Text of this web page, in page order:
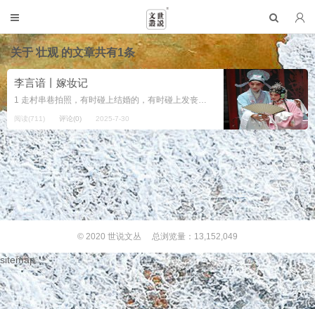
关于壮观的文章共有1条
李言谙丨嫁妆记
1 走村串巷拍照，有时碰上结婚的，有时碰上发丧的。喜事凑上前，拍几张赶快走人。丧事不太敢靠近，怕遭嫌弃，躲在远处偷拍，像在做错事似的，心里总不太光亮。 婚丧嫁娶乃人生大事，拍个照则为了...
阅读(711) 评论(0) 2025-7-30
© 2020 世说文丛 总浏览量：13,152,049
sitemap